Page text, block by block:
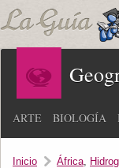
ARTE BIOLOGÍA
Inicio África,